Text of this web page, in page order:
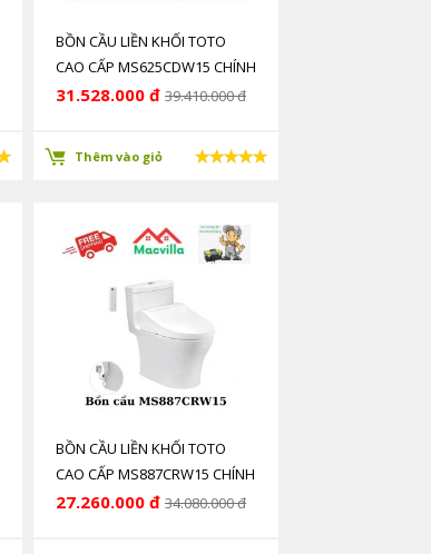
BỒN CẦU LIỀN KHỐI TOTO
CAO CẤP MS625CDW15 CHÍNH
HÃNG GIÁ RẺ
31.528.000 đ 39.410.000 đ
Thêm vào giỏ
BỒN CẦU LIỀN KHỐI TOTO
CAO CẤP MS887CRW15 CHÍNH
HÃNG GIÁ RẺ
27.260.000 đ 34.080.000 đ